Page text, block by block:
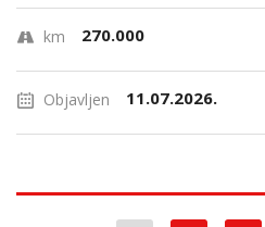
km 270.000
Objavljen 11.07.2026.